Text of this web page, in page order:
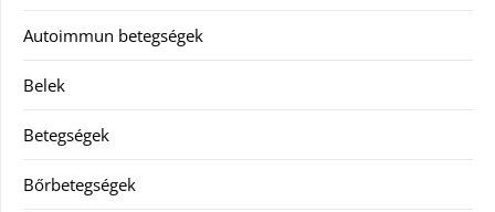
Autoimmun betegségek
Belek
Betegségek
Bőrbetegségek